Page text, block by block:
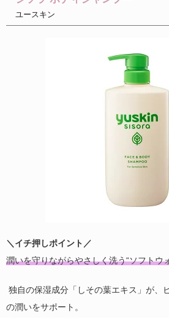
ユースキン
＼イチ押しポイント／
潤いを守りながらやさしく洗う“ソフトウ
独自の保湿成分「しその葉エキス」が、
の潤いをサポート。